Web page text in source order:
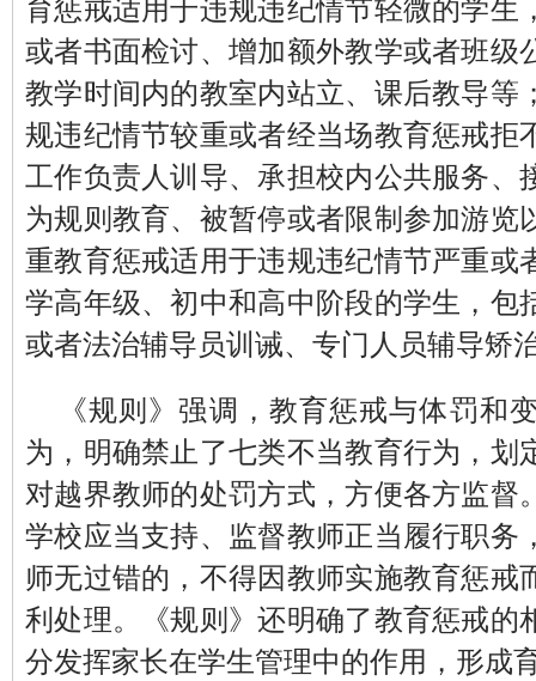
或者书面检讨、增加额外教学或者班级
教学时间内的教室内站立、课后教导等
规违纪情节较重或者经当场教育惩戒拒
工作负责人训导、承担校内公共服务、
为规则教育、被暂停或者限制参加游览
重教育惩戒适用于违规违纪情节严重或
学高年级、初中和高中阶段的学生，包
或者法治辅导员训诫、专门人员辅导矫
《规则》强调，教育惩戒与体罚和
为，明确禁止了七类不当教育行为，划
对越界教师的处罚方式，方便各方监督
学校应当支持、监督教师正当履行职务
师无过错的，不得因教师实施教育惩戒
利处理。《规则》还明确了教育惩戒的
分发挥家长在学生管理中的作用，形成